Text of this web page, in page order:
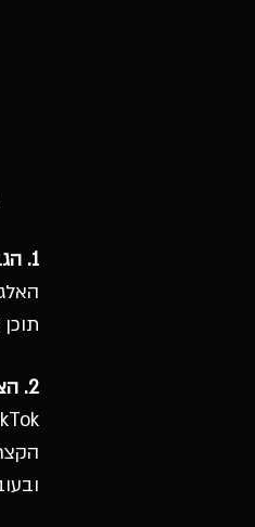
1. הגברת המודעות למותג:
2. הצגת המוצרים והשירותים: